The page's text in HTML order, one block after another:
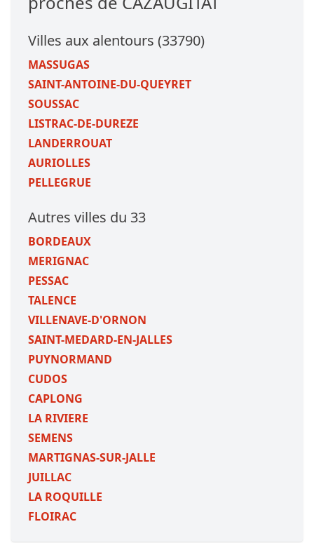
Villes aux alentours (33790)
MASSUGAS
SAINT-ANTOINE-DU-QUEYRET
SOUSSAC
LISTRAC-DE-DUREZE
LANDERROUAT
AURIOLLES
PELLEGRUE
Autres villes du 33
BORDEAUX
MERIGNAC
PESSAC
TALENCE
VILLENAVE-D'ORNON
SAINT-MEDARD-EN-JALLES
PUYNORMAND
CUDOS
CAPLONG
LA RIVIERE
SEMENS
MARTIGNAS-SUR-JALLE
JUILLAC
LA ROQUILLE
FLOIRAC